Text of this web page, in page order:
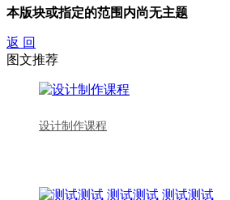
本版块或指定的范围内尚无主题
返 回
图文推荐
设计制作课程